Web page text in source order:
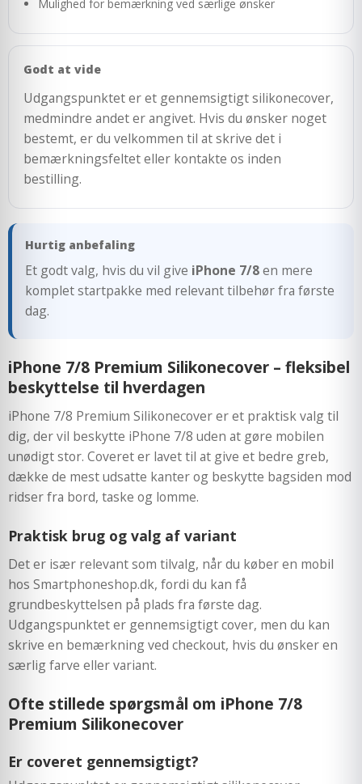
Mulighed for bemærkning ved særlige ønsker
Godt at vide
Udgangspunktet er et gennemsigtigt silikonecover,
medmindre andet er angivet. Hvis du ønsker noget
bestemt, er du velkommen til at skrive det i
bemærkningsfeltet eller kontakte os inden
bestilling.
Hurtig anbefaling
Et godt valg, hvis du vil give iPhone 7/8en mere
komplet startpakke med relevant tilbehør fra første
dag.
iPhone 7/8 Premium Silikonecover – fleksibel
beskyttelse til hverdagen
iPhone 7/8 Premium Silikonecover er et praktisk valg til
dig, der vil beskytte iPhone 7/8 uden at gøre mobilen
unødigt stor. Coveret er lavet til at give et bedre greb,
dække de mest udsatte kanter og beskytte bagsiden mod
ridser fra bord, taske og lomme.
Praktisk brug og valg af variant
Det er især relevant som tilvalg, når du køber en mobil
hos Smartphoneshop.dk, fordi du kan få
grundbeskyttelsen på plads fra første dag.
Udgangspunktet er gennemsigtigt cover, men du kan
skrive en bemærkning ved checkout, hvis du ønsker en
særlig farve eller variant.
Ofte stillede spørgsmål om iPhone 7/8
Premium Silikonecover
Er coveret gennemsigtigt?